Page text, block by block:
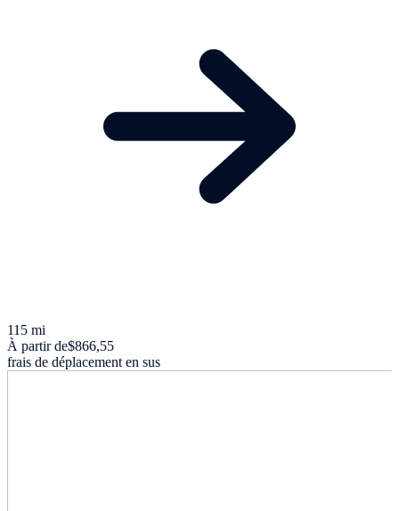
115 mi
À partir de$866,55
frais de déplacement en sus